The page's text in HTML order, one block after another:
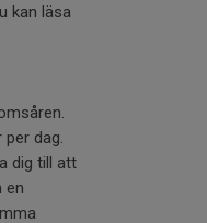
kan läsa
dag.
dig till att
en